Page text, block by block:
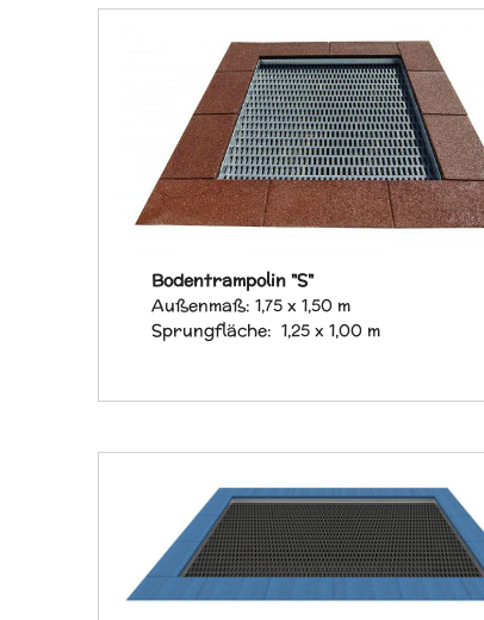
Bodentrampolin "S"
Außenmaß: 1,75 x 1,50 m
Sprungfläche: 1,25 x 1,00 m